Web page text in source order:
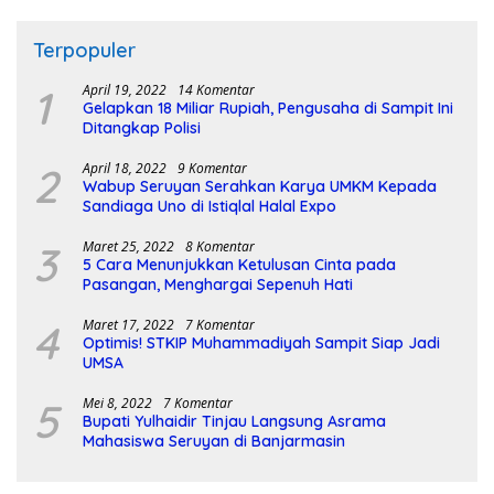
Terpopuler
1 April 19, 2022 14 Komentar
Gelapkan 18 Miliar Rupiah, Pengusaha di Sampit Ini
Ditangkap Polisi
2 April 18, 2022 9 Komentar
Wabup Seruyan Serahkan Karya UMKM Kepada
Sandiaga Uno di Istiqlal Halal Expo
3 Maret 25, 2022 8 Komentar
5 Cara Menunjukkan Ketulusan Cinta pada
Pasangan, Menghargai Sepenuh Hati
4 Maret 17, 2022 7 Komentar
Optimis! STKIP Muhammadiyah Sampit Siap Jadi
UMSA
5 Mei 8, 2022 7 Komentar
Bupati Yulhaidir Tinjau Langsung Asrama
Mahasiswa Seruyan di Banjarmasin